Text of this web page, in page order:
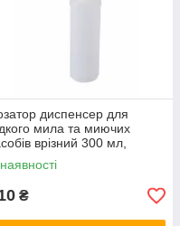
диспенсер для
мила та миючих
врізний 300 мл,
₴